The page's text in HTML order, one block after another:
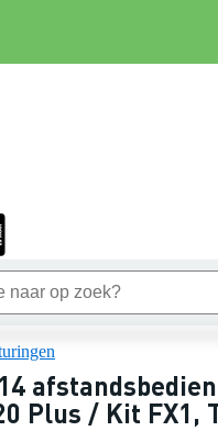
Plus / Kit FX1,